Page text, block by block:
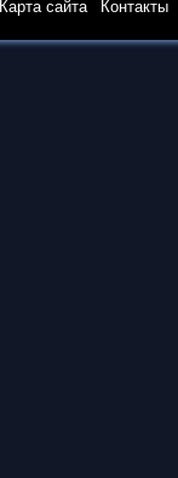
Карта сайта| Контакты